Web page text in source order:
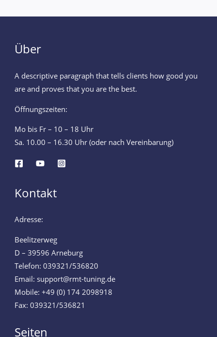
Über
A descriptive paragraph that tells clients how good you
are and proves that you are the best.
Öffnungszeiten:
Mo bis Fr – 10 – 18 Uhr
Sa. 10.00 – 16.30 Uhr (oder nach Vereinbarung)
Kontakt
Adresse:
Beelitzerweg
D – 39596 Arneburg
Telefon: 039321/536820
Email: support@rmt-tuning.de
Mobile: +49 (0) 174 2098918
Fax: 039321/536821
Seiten